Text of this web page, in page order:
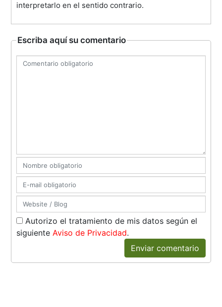
interpretarlo en el sentido contrario.
Escriba aquí su comentario
Autorizo el tratamiento de mis datos según el
siguienteAviso de Privacidad.
Enviar comentario